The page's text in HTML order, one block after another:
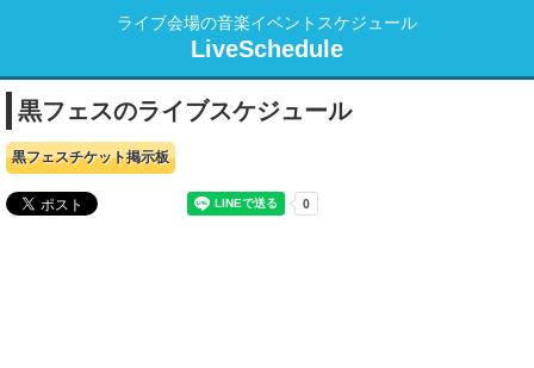
ライブ会場の音楽イベントスケジュール
LiveSchedule
黒フェスのライブスケジュール
黒フェスチケット掲示板